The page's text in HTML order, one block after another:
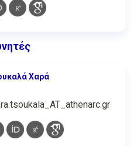
Χαρά